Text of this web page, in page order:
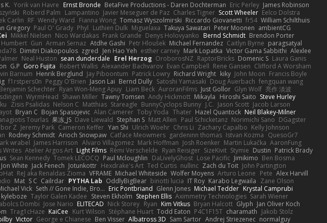
K. Yorik van Havre Ernst Bronde BetaFive Productions - Daren Dochterman Eric Perley James Robinson
Roberd Palm Lampantino Javier Meseguer de Paz Charles Tigner Scott Wheeler Eelco Dolstra
Carlin RF Wendy Ward Fianna Wong Tomasz Wyszolmirski Riccardo Giovanetti fr54 William Schilthuis
Gregory Paul O' Grady Phyl Luthien Dulk Miguelaxa Takuya Sawatari Peter Moonen ambientCG
Mikkel Nielsen Nico Wardakas Frank Grande Denys Holovyanko Bernd Schmidt Brendon Porter
Humbert Gun Arman Sernaz Atdhe Gashi Petr Hloušek Michael Fernandez Caitlyn Byrne paragsatyal
Dimitri Diakopoulos zgred Jen Hao Yeh esther carney Mark Lopatka Victor Gama Sabbithi Alexlee
Neal Huston sean dunderdale Erel Herzog OroborosNZ RaptorBricks Domenic S Laura Ganis
G.P Goro Fujita Robert Wallis Alexander Bachvarov Evan Campbell Rene Gansen Clifford A Worsham
Barnum Henrik Berglund Jay Piboontum Patrick Lowry Richard Wright kiky John Moon Francis Boyle
f1rstpers0n Peggy O'Brien Jason Lai Bernd Dully Satoshi Yamasaki Doug Auerbach fengquan wang
Benjamin Schechter Ryan Won-Meng Apuy Liam Beck AuroranFilms Just Gollor Glyn Wolf 亮作 淡波
WyrmHead Shawn Miller Tawny Tomsen Andy Hickmott Mikayla Hiroshi Saito Steve Hurley
Zisis Psalidas Nelson C Matthias Stareagle BunnyCyclops Bunny J.C. Jason Scott Jacob Larson
Bryan C Bojan Spasojevic Alan Camerer Toby Yoda Thater Hazel Quantock Neil Blakey-Milner
Tourlas 果冻_JS Dave Liewald Stephan S Matt Allen Paul Schicketanz Norimichi Sano DGagster
Z Jeremy Park Cameron Keffer Yan Shi Ulrich Woehr Chris Li Zachary Capalbo Kelly Johnson
Rodney Schmidt Arioch Snowpaw Catface Meowmers gardeninn thomas Istvan Kozma QuesoGr7
wrabel James Harrison Alvaro Villagomez Mark Hoffman Josh Roenker Martin Lukačka AaronFung
Writes Atelier Argos Art Light Films Rémi Verschelde Ryan Reisiger SizeKivit Stymie Dustin Patrick Brady
Sean Kennedy Tomek LECOCQ Paul Mcloughlin DaLivelyGhost Lose Pacific Jimikimo Ben Bosma
Jon White Jack Fenech Jotunkottr Hexdrake's Art Ted Curtis nullinc Zach du Toit John Partington
ReJ aka Renaldas Zioma VFRAME Michael Whiteside Wolfer Moyens Arturo Leone Pete Alex Harvill
Mat S C Cailrdar PYTHA Lab OddlyBigBear binotti lucia IT Roy Karabo Legwaila Zane Olson
Vick Seth // Gone Indie, Bro... Eric Pontbriand Glenn Jones Michael Tedder Krystal Camprubi
kyleboze Taylor Galen Kadee Steven Ekholm Stephen Ellis Aximmetry Technologies Sarah Wiener
Dombi Jose Nario ELITECAD Nick Storey Ryan Kim Vitkus Bryan Halcott Glyph Jan Oliver Koch
Trag1cHaze KaiCee Kurt Wilson Stéphane Huart Todd Eaton P4C1F15T charamath Jakob Stolz
Victor George e Chianese Ben Visser Albatross 3D Sam Sartor Andrej Striezenec normalguy